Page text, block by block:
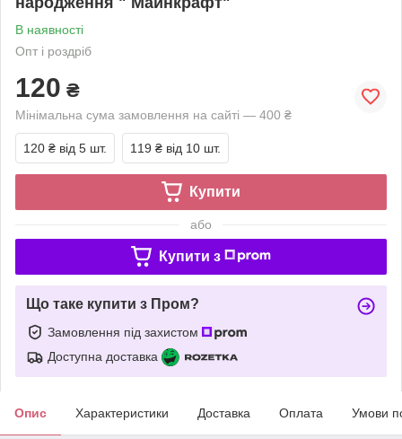
В наявності
Опт і роздріб
120 ₴
Мінімальна сума замовлення на сайті — 400 ₴
120 ₴ від 5 шт. 119 ₴ від 10 шт.
Купити
або
Купити з
Що таке купити з Пром?
Замовлення під захистом
Доступна доставка
Опис Характеристики Доставка Оплата Умови